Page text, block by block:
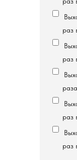
раз
раз
раз
раз